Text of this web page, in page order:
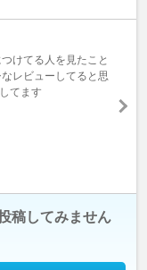
けてる人を見たこと
レビューしてると思
てます
稿してみません